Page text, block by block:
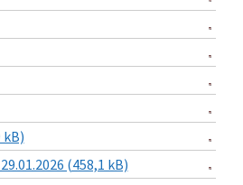
kB)
(458,1 kB)